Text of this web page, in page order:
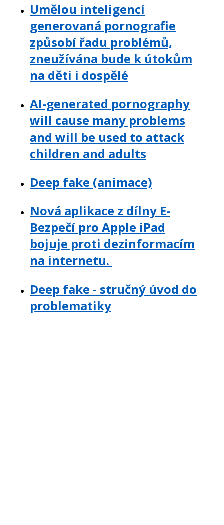
Umělou inteligencí
generovaná pornografie
způsobí řadu problémů,
zneužívána bude k útokům
na děti i dospělé
AI-generated pornography
will cause many problems
and will be used to attack
children and adults
Deep fake (animace)
Nová aplikace z dílny E-
Bezpečí pro Apple iPad
bojuje proti dezinformacím
na internetu.
Deep fake - stručný úvod do
problematiky